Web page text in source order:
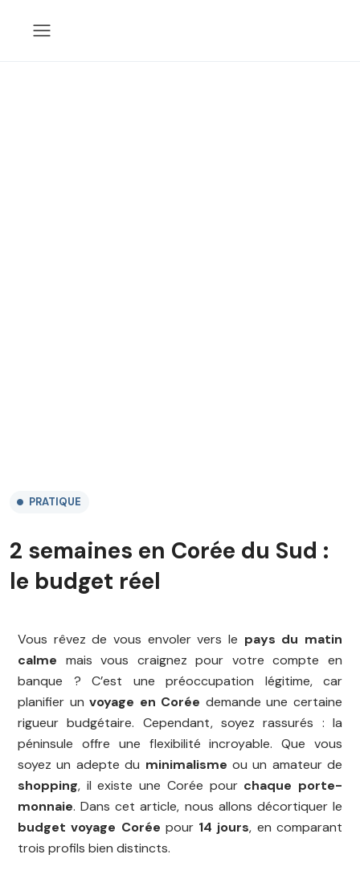
PRATIQUE
2 semaines en Corée du Sud :
le budget réel
Vous rêvez de vous envoler vers le pays du matin
calme mais vous craignez pour votre compte en
banque ? C’est une préoccupation légitime, car
planifier unvoyage en Corée demande une certaine
rigueur budgétaire. Cependant, soyez rassurés : la
péninsule offre une flexibilité incroyable. Que vous
soyez un adepte du minimalisme ou un amateur de
shopping, il existe une Corée pour chaque porte-
monnaie. Dans cet article, nous allons décortiquer le
budget voyage Corée pour14 jours, en comparant
trois profils bien distincts.